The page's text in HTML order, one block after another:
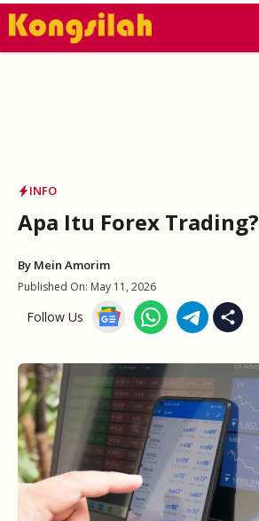
Skip
INFO
Apa Itu Forex Trading?
By Mein Amorim
Published On: May 11, 2026
Follow Us